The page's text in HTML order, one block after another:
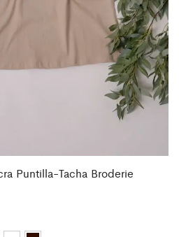
Puntilla-Tacha Broderie